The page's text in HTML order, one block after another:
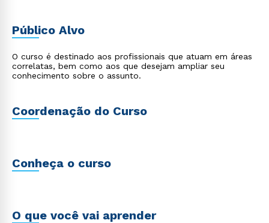
Público Alvo
O curso é destinado aos profissionais que atuam em áreas
correlatas, bem como aos que desejam ampliar seu
conhecimento sobre o assunto.
Coordenação do Curso
Conheça o curso
O que você vai aprender